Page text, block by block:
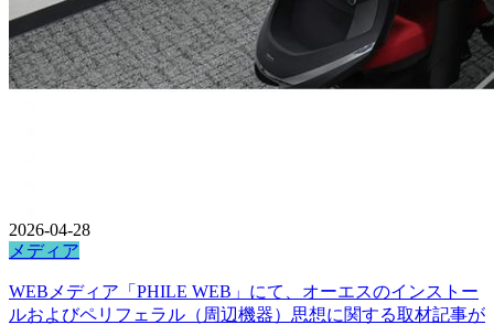
2026-04-28
メディア
WEBメディア「PHILE WEB」にて、オーエスのインストー
ルおよびペリフェラル（周辺機器）思想に関する取材記事が